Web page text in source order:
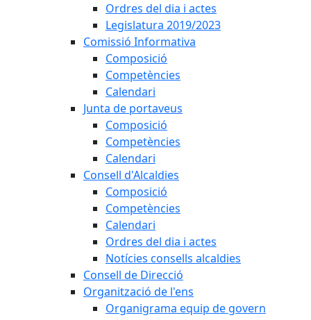
Ordres del dia i actes
Legislatura 2019/2023
Comissió Informativa
Composició
Competències
Calendari
Junta de portaveus
Composició
Competències
Calendari
Consell d'Alcaldies
Composició
Competències
Calendari
Ordres del dia i actes
Notícies consells alcaldies
Consell de Direcció
Organització de l'ens
Organigrama equip de govern